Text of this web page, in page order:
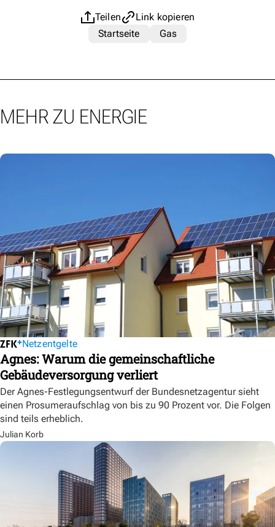
Teilen
Link kopieren
Startseite
Gas
MEHR ZU ENERGIE
Netzentgelte
Agnes: Warum die gemeinschaftliche
Gebäudeversorgung verliert
Der Agnes-Festlegungsentwurf der Bundesnetzagentur sieht
einen Prosumeraufschlag von bis zu 90 Prozent vor. Die Folgen
sind teils erheblich.
Julian Korb